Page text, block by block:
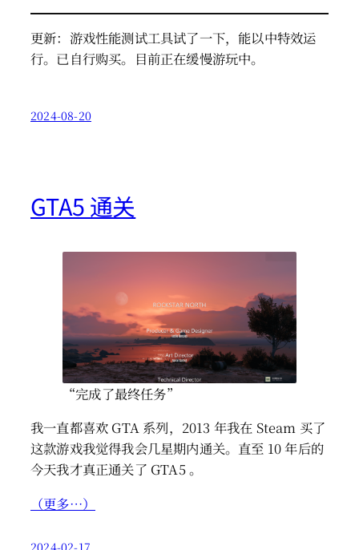
更新：游戏性能测试工具试了一下，能以中特效运
行。已自行购买。目前正在缓慢游玩中。
2024-08-20
GTA5 通关
“完成了最终任务”
我一直都喜欢 GTA 系列，2013 年我在 Steam 买了
这款游戏我觉得我会几星期内通关。直至 10 年后的
今天我才真正通关了 GTA5 。
（更多…）
2024-02-17